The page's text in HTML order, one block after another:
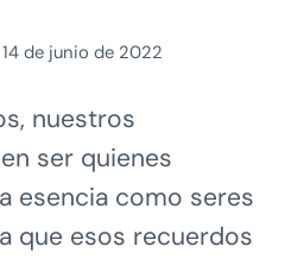
de junio de 2022
nuestros
ser quienes
esencia como seres
que esos recuerdos